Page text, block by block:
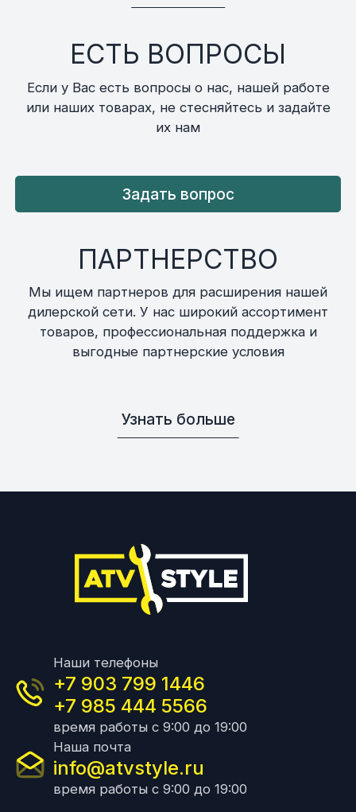
ЕСТЬ ВОПРОСЫ
Если у Вас есть вопросы о нас, нашей работе
или наших товарах, не стесняйтесь и задайте
их нам
Задать вопрос
ПАРТНЕРСТВО
Мы ищем партнеров для расширения нашей
дилерской сети. У нас широкий ассортимент
товаров, профессиональная поддержка и
выгодные партнерские условия
Узнать больше
Наши телефоны
+7 903 799 1446
+7 985 444 5566
время работы с 9:00 до 19:00
Наша почта
info@atvstyle.ru
время работы с 9:00 до 19:00